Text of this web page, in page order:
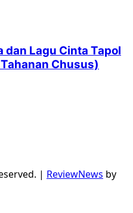
dan Lagu Cinta Tapol
Chusus)
| ReviewNews by